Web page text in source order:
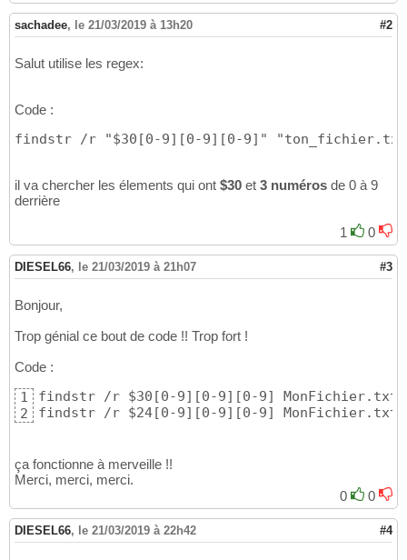
sachadee, le 21/03/2019 à 13h20 #2
Salut utilise les regex:
Code :
findstr /r "$30[0-9][0-9][0-9]"
il va chercher les élements qui ont $30 et 3 numéros de 0 à 9
derrière
1 0
DIESEL66, le 21/03/2019 à 21h07 #3
Bonjour,
Trop génial ce bout de code !! Trop fort !
Code :
1
2
findstr /r $30[0-9][0-9][0-9] MonFichier.txt
findstr /r $24[0-9][0-9][0-9] MonFichier.txt
ça fonctionne à merveille !!
Merci, merci, merci.
0
0
DIESEL66, le 21/03/2019 à 22h42 #4